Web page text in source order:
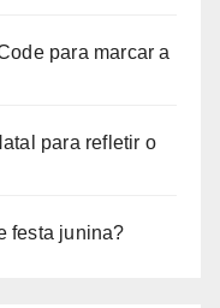
para marcar a
para refletir o
festa junina?